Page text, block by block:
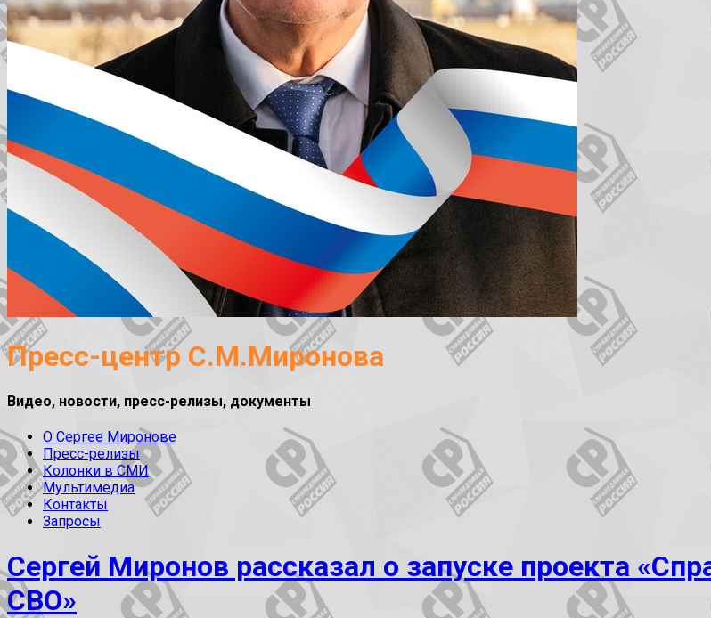
Пресс-центр С.М.Миронова
Видео, новости, пресс-релизы, документы
О Сергее Миронове
Пресс-релизы
Колонки в СМИ
Мультимедиа
Контакты
Запросы
Сергей Миронов рассказал о запуске проекта
СВО»